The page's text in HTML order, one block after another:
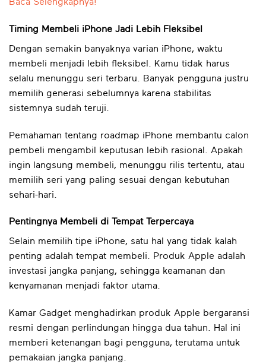
Timing Membeli iPhone Jadi Lebih Fleksibel
Dengan semakin banyaknya varian iPhone, waktu
membeli menjadi lebih fleksibel. Kamu tidak harus
selalu menunggu seri terbaru. Banyak pengguna justru
memilih generasi sebelumnya karena stabilitas
sistemnya sudah teruji.
Pemahaman tentang roadmap iPhone membantu calon
pembeli mengambil keputusan lebih rasional. Apakah
ingin langsung membeli, menunggu rilis tertentu, atau
memilih seri yang paling sesuai dengan kebutuhan
sehari-hari.
Pentingnya Membeli di Tempat Terpercaya
Selain memilih tipe iPhone, satu hal yang tidak kalah
penting adalah tempat membeli. Produk Apple adalah
investasi jangka panjang, sehingga keamanan dan
kenyamanan menjadi faktor utama.
Kamar Gadget menghadirkan produk Apple bergaransi
resmi dengan perlindungan hingga dua tahun. Hal ini
memberi ketenangan bagi pengguna, terutama untuk
pemakaian jangka panjang.